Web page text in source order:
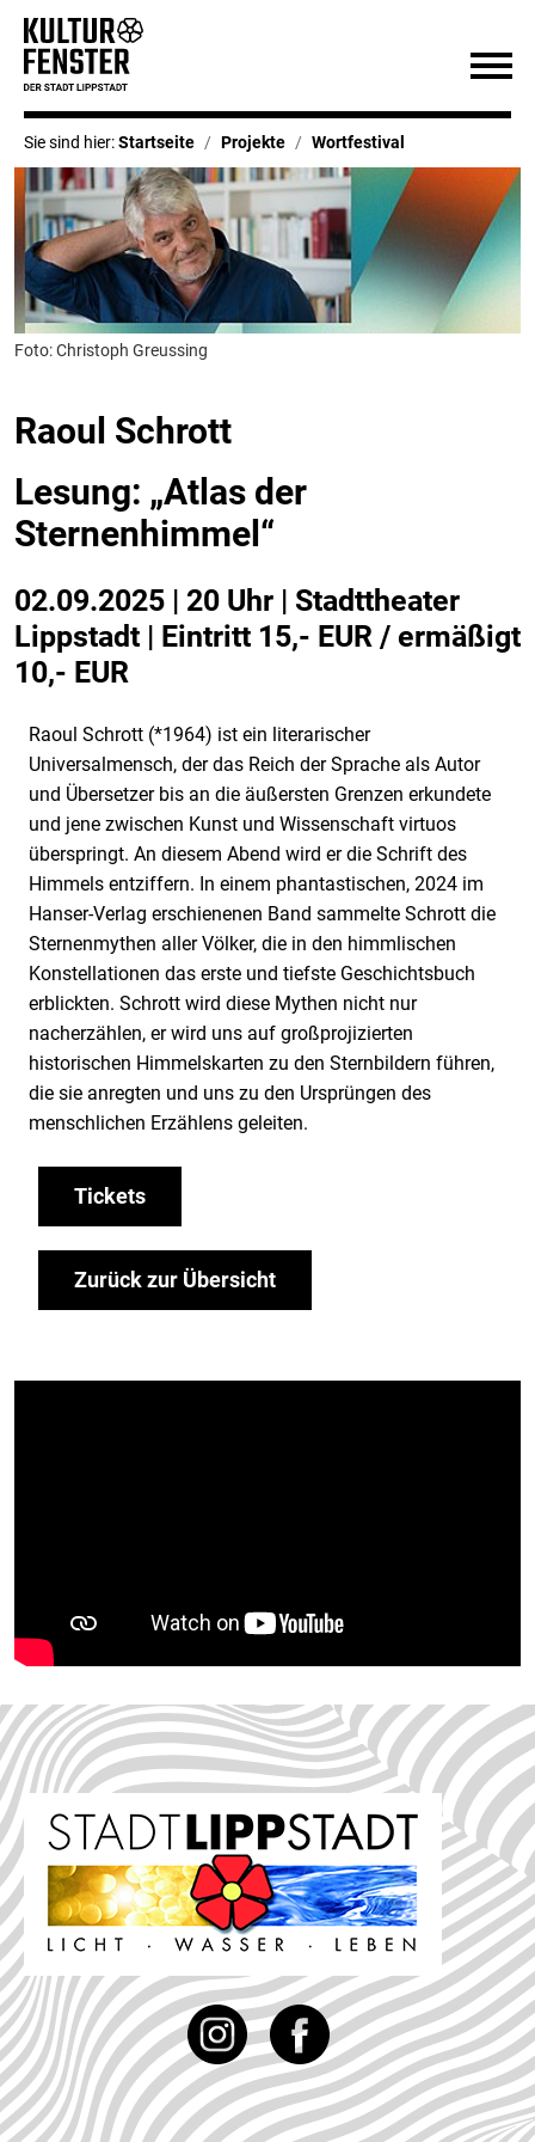
Sie sind hier:Startseite Projekte Wortfestival
Foto: Christoph Greussing
Raoul Schrott
Lesung: „Atlas der
Sternenhimmel“
02.09.2025 | 20 Uhr | Stadttheater
Lippstadt | Eintritt 15,- EUR / ermäßigt
10,- EUR
Raoul Schrott (*1964) ist ein literarischer
Universalmensch, der das Reich der Sprache als Autor
und Übersetzer bis an die äußersten Grenzen erkundete
und jene zwischen Kunst und Wissenschaft virtuos
überspringt. An diesem Abend wird er die Schrift des
Himmels entziffern. In einem phantastischen, 2024 im
Hanser-Verlag erschienenen Band sammelte Schrott die
Sternenmythen aller Völker, die in den himmlischen
Konstellationen das erste und tiefste Geschichtsbuch
erblickten. Schrott wird diese Mythen nicht nur
nacherzählen, er wird uns auf großprojizierten
historischen Himmelskarten zu den Sternbildern führen,
die sie anregten und uns zu den Ursprüngen des
menschlichen Erzählens geleiten.
Tickets
Zurück zur Übersicht
InstagramFacebook